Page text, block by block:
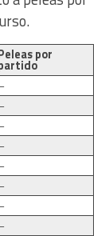
por